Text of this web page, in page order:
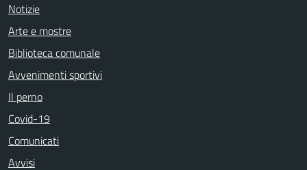
Notizie
Arte e mostre
Biblioteca comunale
Avvenimenti sportivi
Il perno
Covid-19
Comunicati
Avvisi